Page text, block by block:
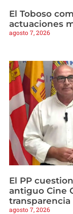
El Toboso
actuaciones
agosto 7, 2026
El PP
antiguo Cine
transparencia
agosto 7, 2026